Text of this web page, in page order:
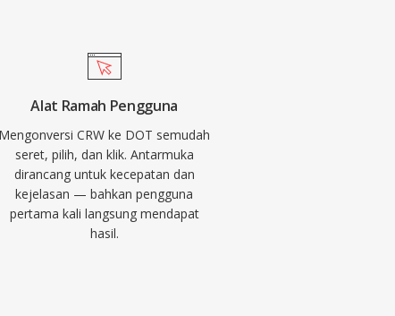
Alat Ramah Pengguna
Mengonversi CRW ke DOT semudah
seret, pilih, dan klik. Antarmuka
dirancang untuk kecepatan dan
kejelasan — bahkan pengguna
pertama kali langsung mendapat
hasil.